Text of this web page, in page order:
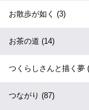
お散歩が如く (3)
お茶の道 (14)
つくらしさんと描く夢
つながり (87)